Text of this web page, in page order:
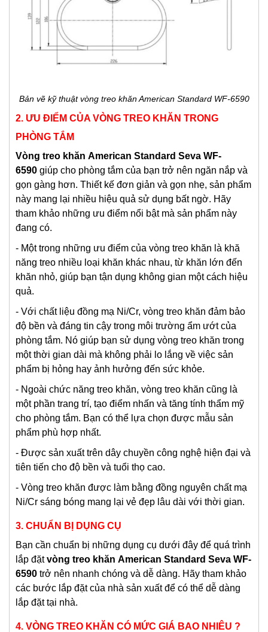
Bản vẽ kỹ thuật vòng treo khăn American Standard WF-6590
2. ƯU ĐIỂM CỦA VÒNG TREO KHĂN TRONG
PHÒNG TẮM
Vòng treo khăn American Standard Seva WF-
6590 giúp cho phòng tắm của bạn trở nên ngăn nắp và
gọn gàng hơn. Thiết kế đơn giản và gọn nhẹ, sản phẩm
này mang lại nhiều hiệu quả sử dụng bất ngờ. Hãy
tham khảo những ưu điểm nổi bật mà sản phẩm này
đang có.
- Một trong những ưu điểm của vòng treo khăn là khă
năng treo nhiều loại khăn khác nhau, từ khăn lớn đến
khăn nhỏ, giúp bạn tận dụng không gian một cách hiệu
quả.
- Với chất liệu đồng mạ Ni/Cr, vòng treo khăn đảm bảo
độ bền và đáng tin cậy trong môi trường ẩm ướt của
phòng tắm. Nó giúp bạn sử dụng vòng treo khăn trong
một thời gian dài mà không phải lo lắng về việc sản
phẩm bị hỏng hay ảnh hưởng đến sức khỏe.
- Ngoài chức năng treo khăn, vòng treo khăn cũng là
một phần trang trí, tạo điểm nhấn và tăng tính thẩm mỹ
cho phòng tắm. Bạn có thể lựa chọn được mẫu sản
phẩm phù hợp nhất.
- Được sản xuất trên dây chuyền công nghệ hiện đại và
tiên tiến cho độ bền và tuổi thọ cao.
- Vòng treo khăn được làm bằng đồng nguyên chất mạ
Ni/Cr sáng bóng mang lại vẻ đẹp lâu dài với thời gian.
3. CHUẨN BỊ DỤNG CỤ
Bạn cần chuẩn bị những dụng cụ dưới đây để quá trình
lắp đặtvòng treo khăn American Standard Seva WF-
6590 trở nên nhanh chóng và dễ dàng. Hãy tham khảo
các bước lắp đặt của nhà sản xuất để có thể dễ dàng
lắp đặt tại nhà.
4. VÒNG TREO KHĂN CÓ MỨC GIÁ BAO NHIÊU ?